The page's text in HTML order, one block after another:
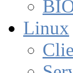
Linux